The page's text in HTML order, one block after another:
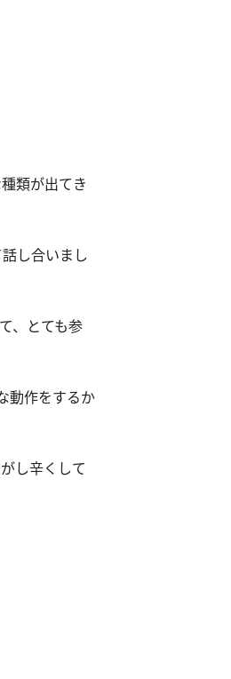
類が出てき
し合いまし
、とても参
動作をするか
し辛くして